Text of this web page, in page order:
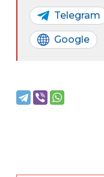
Telegram
Google